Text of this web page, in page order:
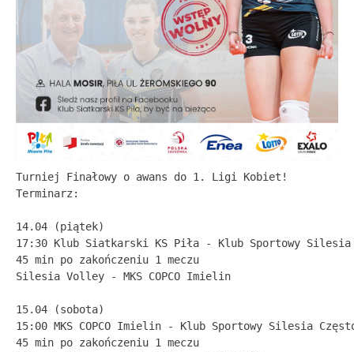
Turniej Finałowy o awans do 1. Ligi Kobiet!
Terminarz:
14.04 (piątek)
17:30 Klub Siatkarski KS Piła - Klub Sportowy Silesia
45 min po zakończeniu 1 meczu
Silesia Volley - MKS COPCO Imielin
15.04 (sobota)
15:00 MKS COPCO Imielin - Klub Sportowy Silesia
45 min po zakończeniu 1 meczu